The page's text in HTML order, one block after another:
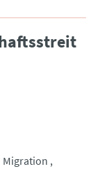
Migration